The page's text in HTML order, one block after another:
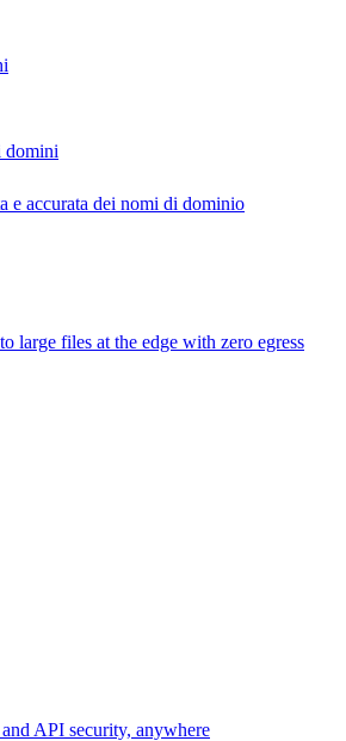
domini
e accurata dei nomi di dominio
large files at the edge with zero egress
API security, anywhere